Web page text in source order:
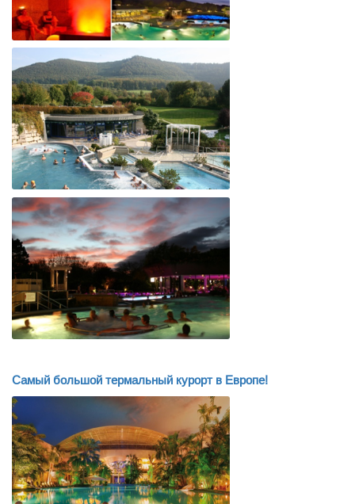
Самый большой термальный курорт в Европе!